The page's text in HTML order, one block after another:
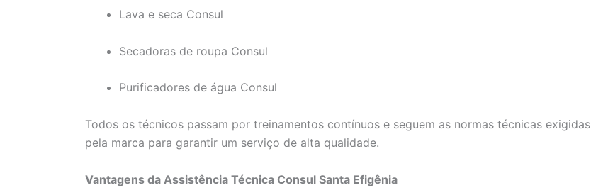
Lava e seca Consul
Secadoras de roupa Consul
Purificadores de água Consul
Todos os técnicos passam por treinamentos contínuos e seguem as normas técnicas exigidas
pela marca para garantir um serviço de alta qualidade.
Vantagens da Assistência Técnica Consul Santa Efigênia